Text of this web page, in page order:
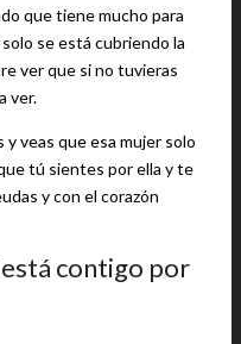
que tiene mucho para
se está cubriendo la
ver que si no tuvieras
ver.
veas que esa mujer solo
tú sientes por ella y te
y con el corazón
contigo por